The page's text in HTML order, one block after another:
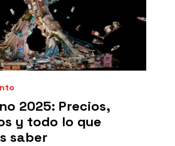
2025: Precios,
y todo lo que
saber